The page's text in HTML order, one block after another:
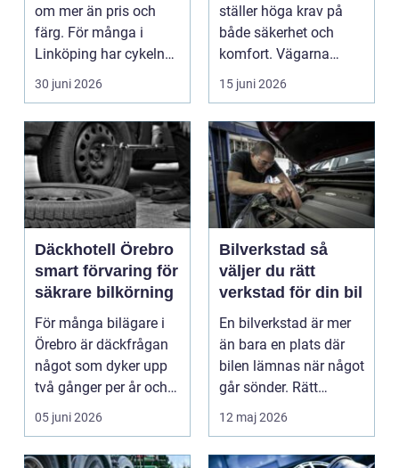
om mer än pris och
färg. För många i
Linköping har cykeln
blivit en viktig d...
30 juni 2026
ställer höga krav på
både säkerhet och
komfort. Vägarna
växlar mellan
motorväg...
15 juni 2026
Däckhotell Örebro
smart förvaring för
säkrare bilkörning
För många bilägare i
Örebro är däckfrågan
något som dyker upp
två gånger per år och
mest känns som e...
05 juni 2026
Bilverkstad så
väljer du rätt
verkstad för din bil
En bilverkstad är mer
än bara en plats där
bilen lämnas när något
går sönder. Rätt
verkstad blir en ...
12 maj 2026